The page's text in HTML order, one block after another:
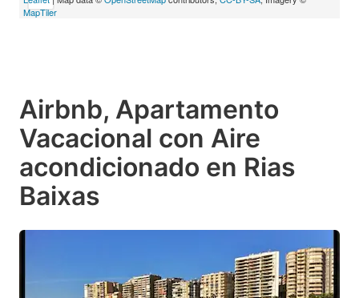
MapTiler
Airbnb, Apartamento
Vacacional con Aire
acondicionado en Rias
Baixas